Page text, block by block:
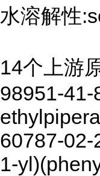
水溶解性
14个上游
98951-41-
60787-02-
1-